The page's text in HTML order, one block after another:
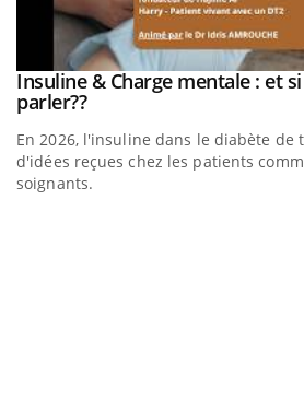
Youtube
Insuline & Charge mentale : et
parler??Youtube
En 2026, l'insuline dans le diabète de
d'idées reçues chez les patients
soignants.